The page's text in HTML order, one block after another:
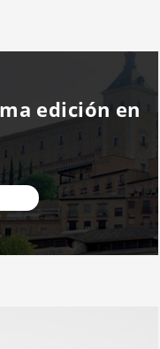
edición en